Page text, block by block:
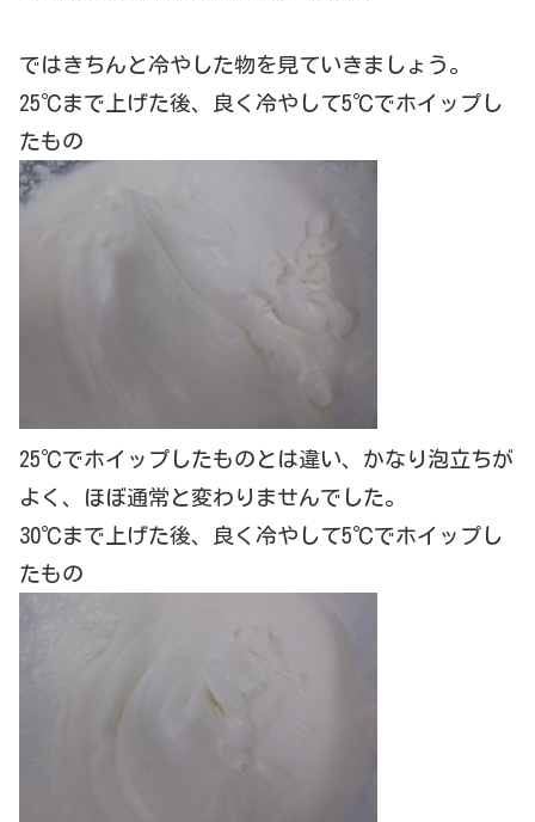
ではきちんと冷やした物を見ていきましょう。
25℃まで上げた後、良く冷やして5℃でホイップし
たもの
25℃でホイップしたものとは違い、かなり泡立ちが
よく、ほぼ通常と変わりませんでした。
30℃まで上げた後、良く冷やして5℃でホイップし
たもの